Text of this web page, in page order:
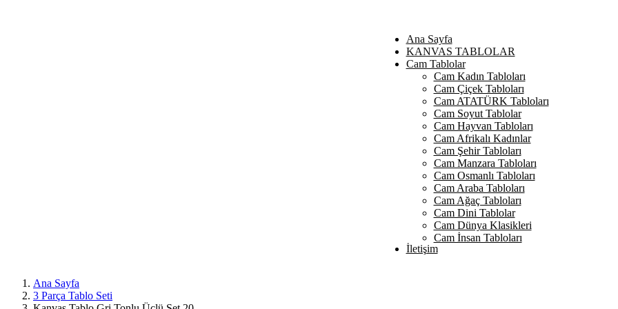
Ana Sayfa
KANVAS TABLOLAR
Cam Tablolar
Cam Kadın Tabloları
Cam Çiçek Tabloları
Cam ATATÜRK Tabloları
Cam Soyut Tablolar
Cam Hayvan Tabloları
Cam Afrikalı Kadınlar
Cam Şehir Tabloları
Cam Manzara Tabloları
Cam Osmanlı Tabloları
Cam Araba Tabloları
Cam Ağaç Tabloları
Cam Dini Tablolar
Cam Dünya Klasikleri
Cam İnsan Tabloları
İletişim
Ana Sayfa
3 Parça Tablo Seti